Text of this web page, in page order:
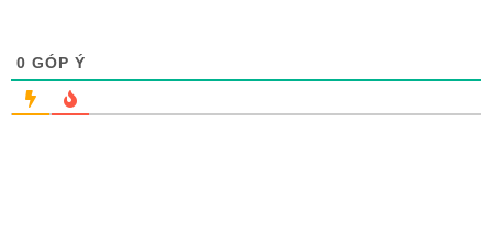
0 GÓP Ý